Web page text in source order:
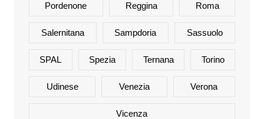
Pordenone Reggina Roma
Salernitana Sampdoria Sassuolo
SPAL Spezia Ternana Torino
Udinese Venezia Verona
Vicenza